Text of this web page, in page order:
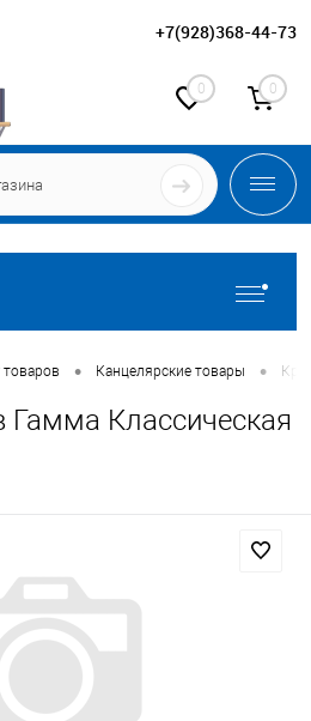
+7(928)368-44-73
0 0
товаров • Канцелярские товары •
Гамма Классическая